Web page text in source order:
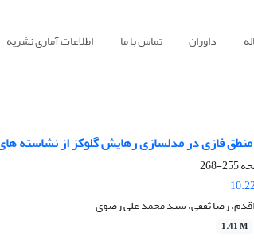
داوران تماس با ما اطلاعات آماری نشریه
فازی در مدلسازی رهایش گلوکز از نشاسته
255-268
رضا ثقفی، سید محمد علی رضوی
1.41 M